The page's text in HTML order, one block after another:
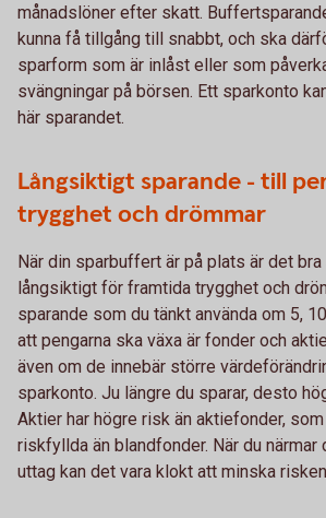
månadslöner efter skatt.
kunna få tillgång till snabbt, och ska
sparform som är inlåst eller som
svängningar på börsen. Ett sparkonto
här sparandet.
Långsiktigt sparande - till
trygghet och drömmar
När din sparbuffert är på plats är det
långsiktigt för framtida trygghet och
sparande som du tänkt använda om 5,
att pengarna ska växa är fonder och
även om de innebär större
sparkonto. Ju längre du sparar, desto
Aktier har högre risk än aktiefonder,
riskfyllda än blandfonder. När du
uttag kan det vara klokt att minska